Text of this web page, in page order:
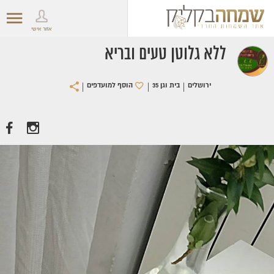
אזור אישי
ללא גלוטן טעים ובריא
ירושלים | בית וגן 35 | הוסף למועדפים |